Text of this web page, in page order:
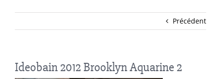
Précédent
Ideobain 2012 Brooklyn Aquarine 2